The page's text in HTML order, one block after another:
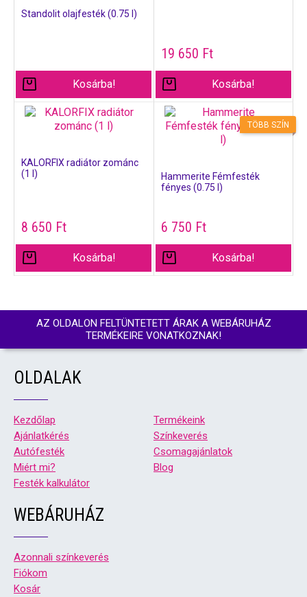
Standolit olajfesték (0.75 l)
Kosárba!
19 650 Ft
Kosárba!
KALORFIX radiátor zománc
(1 l)
8 650 Ft
Kosárba!
TÖBB SZÍN
Hammerite Fémfesték
fényes (0.75 l)
6 750 Ft
Kosárba!
AZ OLDALON FELTÜNTETETT ÁRAK A WEBÁRUHÁZ
TERMÉKEIRE VONATKOZNAK!
OLDALAK
Kezdőlap
Termékeink
Ajánlatkérés
Színkeverés
Autófesték
Csomagajánlatok
Miért mi?
Blog
Festék kalkulátor
WEBÁRUHÁZ
Azonnali színkeverés
Fiókom
Kosár